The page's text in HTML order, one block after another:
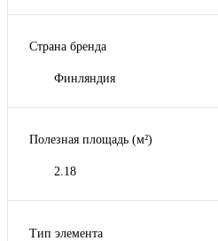
Темная охра
Страна бренда
Финляндия
Полезная площадь (м²)
2.18
Тип элемента